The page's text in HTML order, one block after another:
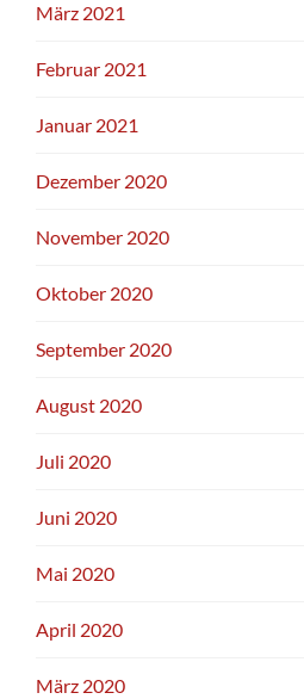
März 2021
Februar 2021
Januar 2021
Dezember 2020
November 2020
Oktober 2020
September 2020
August 2020
Juli 2020
Juni 2020
Mai 2020
April 2020
März 2020